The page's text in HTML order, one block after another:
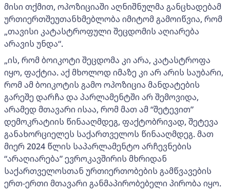
მისი თქმით, ოპოზიციაში აღნიშნულმა განცხადებამ
ურთიერთშეუთანხმებლობა იმიტომ გამოიწვია, რომ
„თავისი კატასტროფული შეცდომის აღიარება
არავის უნდა“.
„ის, რომ ბოიკოტი შეცდომა კი არა, კატასტროფა
იყო, ფაქტია. აქ მხოლოდ იმაზე კი არ არის საუბარი,
რომ ამ ბოიკოტის გამო ოპოზიცია მანდატების
გარეშე დარჩა და პარლამენტში არ შემოვიდა,
არამედ მთავარი ისაა, რომ მათ ამ “შეტევით”
დემოკრატიის წინააღმდეგ, ფაქტობრივად, შეტევა
განახორციელეს საქართველოს წინააღმდეგ. მათ
მიერ 2024 წლის საპარლამენტო არჩევნების
“არაღიარება” ევროკავშირის მხრიდან
საქართველოსთან ურთიერთობების გამწვავების
ერთ-ერთი მთავარი განმაპირობებელი პირობა იყო.